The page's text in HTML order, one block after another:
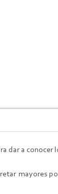
dar a conocer
mayores